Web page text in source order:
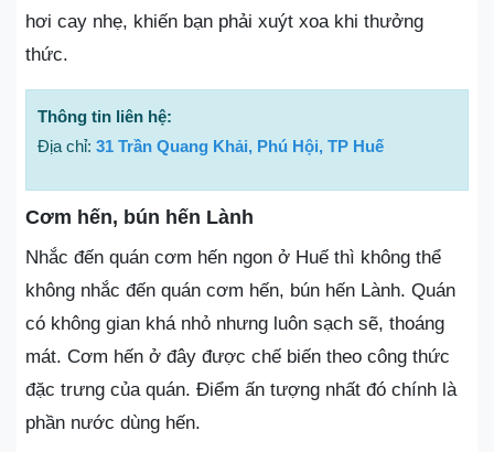
hơi cay nhẹ, khiến bạn phải xuýt xoa khi thưởng
thức.
Thông tin liên hệ:
Địa chỉ: 31 Trần Quang Khải, Phú Hội, TP Huế
Cơm hến, bún hến Lành
Nhắc đến quán cơm hến ngon ở Huế thì không thể
không nhắc đến quán cơm hến, bún hến Lành. Quán
có không gian khá nhỏ nhưng luôn sạch sẽ, thoáng
mát. Cơm hến ở đây được chế biến theo công thức
đặc trưng của quán. Điểm ấn tượng nhất đó chính là
phần nước dùng hến.